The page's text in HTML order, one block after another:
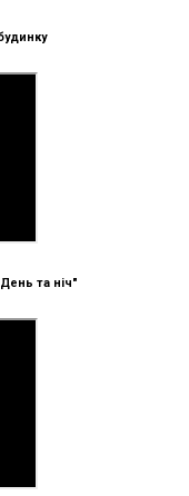
та ніч"